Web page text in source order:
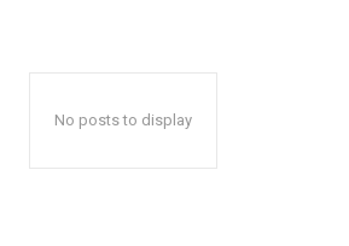
No posts to display